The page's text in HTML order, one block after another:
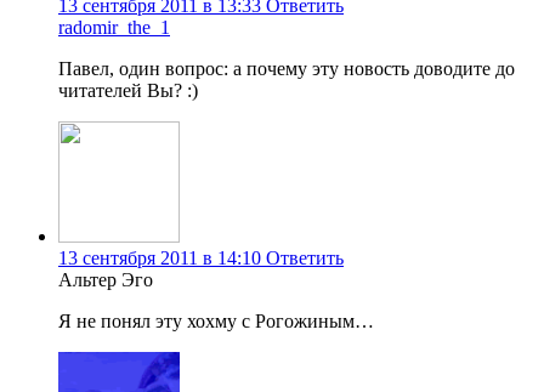
13 сентября 2011 в 13:33 Ответить
radomir_the_1
Павел, один вопрос: а почему эту новость доводите до
читателей Вы? :)
13 сентября 2011 в 14:10 Ответить
Альтер Эго
Я не понял эту хохму с Рогожиным…